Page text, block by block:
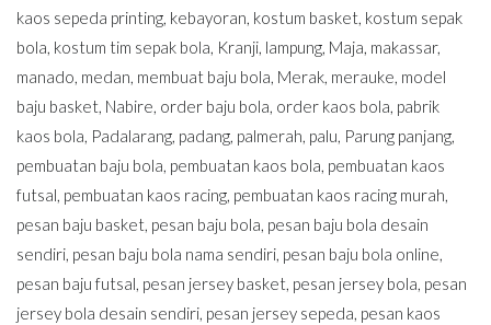
kaos sepeda printing, kebayoran, kostum basket, kostum sepak
bola, kostum tim sepak bola, Kranji, lampung, Maja, makassar,
manado, medan, membuat baju bola, Merak, merauke, model
baju basket, Nabire, order baju bola, order kaos bola, pabrik
kaos bola, Padalarang, padang, palmerah, palu, Parung panjang,
pembuatan baju bola, pembuatan kaos bola, pembuatan kaos
futsal, pembuatan kaos racing, pembuatan kaos racing murah,
pesan baju basket, pesan baju bola, pesan baju bola desain
sendiri, pesan baju bola nama sendiri, pesan baju bola online,
pesan baju futsal, pesan jersey basket, pesan jersey bola, pesan
jersey bola desain sendiri, pesan jersey sepeda, pesan kaos